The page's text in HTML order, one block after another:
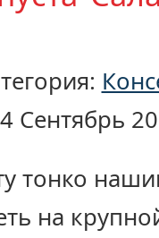
Сентябрь
тонко
на